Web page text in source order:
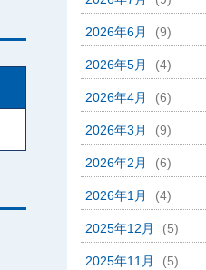
2026年6月 (9)
2026年5月 (4)
2026年4月 (6)
2026年3月 (9)
2026年2月 (6)
2026年1月 (4)
2025年12月 (5)
2025年11月 (5)